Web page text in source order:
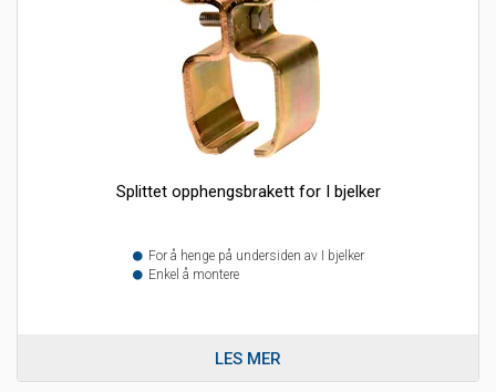
Splittet opphengsbrakett for I bjelker
For å henge på undersiden av I bjelker
Enkel å montere
LES MER